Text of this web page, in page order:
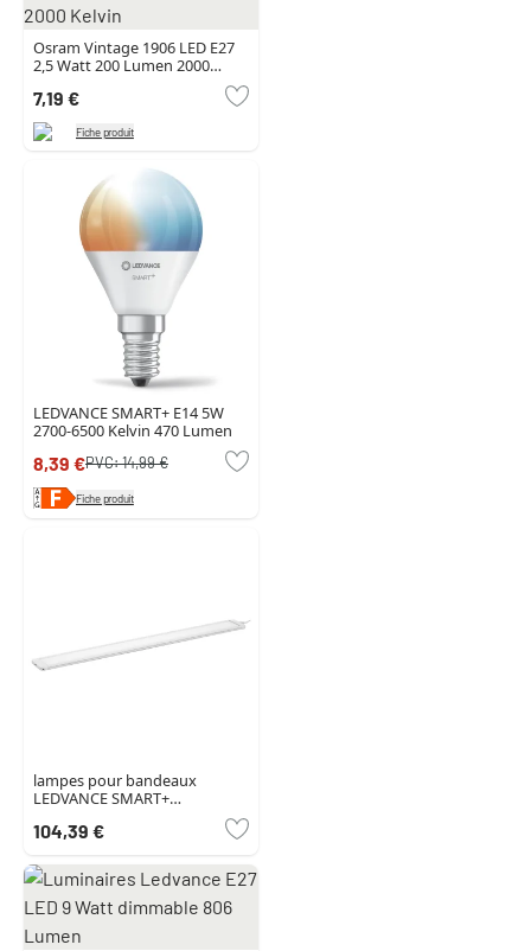
Osram Vintage 1906 LED E27
2,5 Watt 200 Lumen 2000
7,19 €
Fiche produit
LEDVANCE SMART+ E14 5W
2700-6500 Kelvin 470 Lumen
8,39 €PVC:14,99 €
Fiche produit
lampes pour bandeaux
LEDVANCE SMART+
lumière
104,39 €